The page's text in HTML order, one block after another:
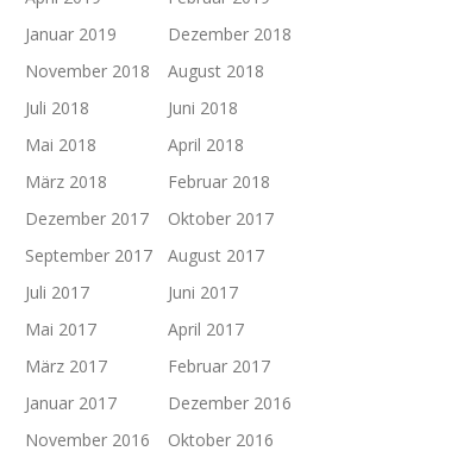
Januar 2019
Dezember 2018
November 2018
August 2018
Juli 2018
Juni 2018
Mai 2018
April 2018
März 2018
Februar 2018
Dezember 2017
Oktober 2017
September 2017
August 2017
Juli 2017
Juni 2017
Mai 2017
April 2017
März 2017
Februar 2017
Januar 2017
Dezember 2016
November 2016
Oktober 2016